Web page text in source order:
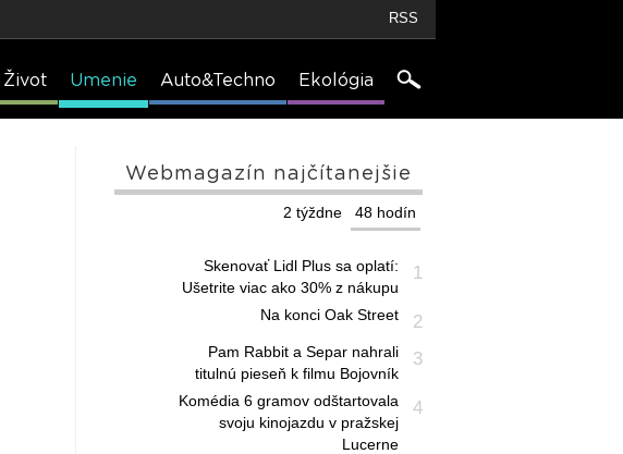
RSS
Život Umenie Auto&Techno Ekológia
Webmagazín najčítanejšie
48 hodín
2 týždne
1
Skenovať Lidl Plus sa oplatí:
Ušetrite viac ako 30% z nákupu
2
Na konci Oak Street
3
Pam Rabbit a Separ nahrali
titulnú pieseň k filmu Bojovník
4
Komédia 6 gramov odštartovala
svoju kinojazdu v pražskej
Lucerne